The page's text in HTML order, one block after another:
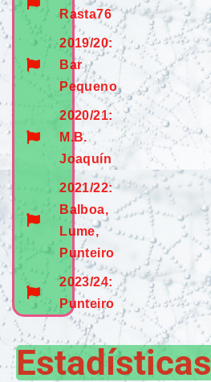
Rasta76
2019/20:
Bar
Pequeno
2020/21:
M.B.
Joaquín
2021/22:
Balboa,
Lume,
Punteiro
2023/24:
Punteiro
Estadísticas